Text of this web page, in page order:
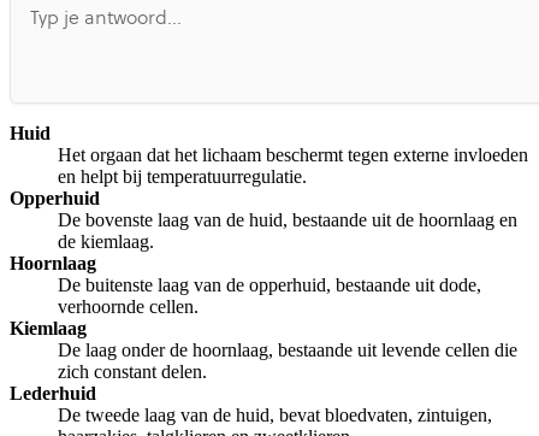
Huid
Het orgaan dat het lichaam beschermt tegen externe invloeden
en helpt bij temperatuurregulatie.
Opperhuid
De bovenste laag van de huid, bestaande uit de hoornlaag en
de kiemlaag.
Hoornlaag
De buitenste laag van de opperhuid, bestaande uit dode,
verhoornde cellen.
Kiemlaag
De laag onder de hoornlaag, bestaande uit levende cellen die
zich constant delen.
Lederhuid
De tweede laag van de huid, bevat bloedvaten, zintuigen,